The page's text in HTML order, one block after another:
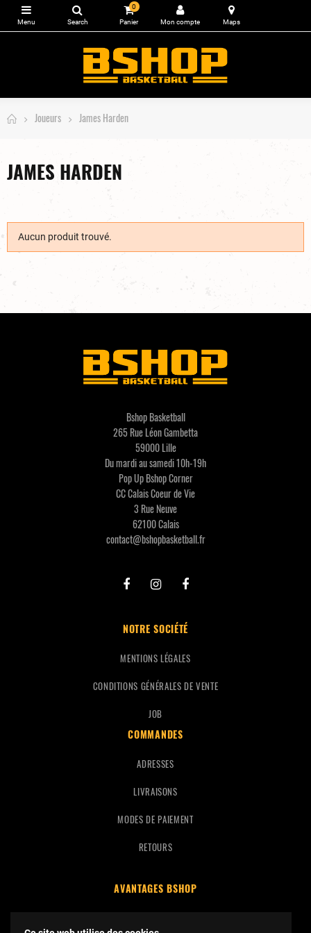
0
Joueurs James Harden
JAMES HARDEN
Aucun produit trouvé.
Bshop Basketball
265 Rue Léon Gambetta
59000 Lille
Du mardi au samedi 10h-19h
Pop Up Bshop Corner
CC Calais Coeur de Vie
3 Rue Neuve
62100 Calais
contact@bshopbasketball.fr
NOTRE SOCIÉTÉ
MENTIONS LÉGALES
CONDITIONS GÉNÉRALES DE VENTE
JOB
COMMANDES
ADRESSES
LIVRAISONS
MODES DE PAIEMENT
RETOURS
AVANTAGES BSHOP